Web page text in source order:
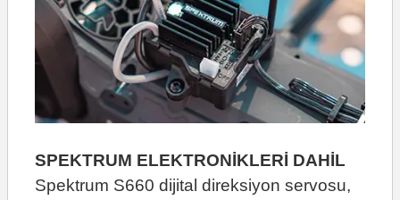
SPEKTRUM ELEKTRONİKLERİ DAHİL
Spektrum S660 dijital direksiyon servosu,